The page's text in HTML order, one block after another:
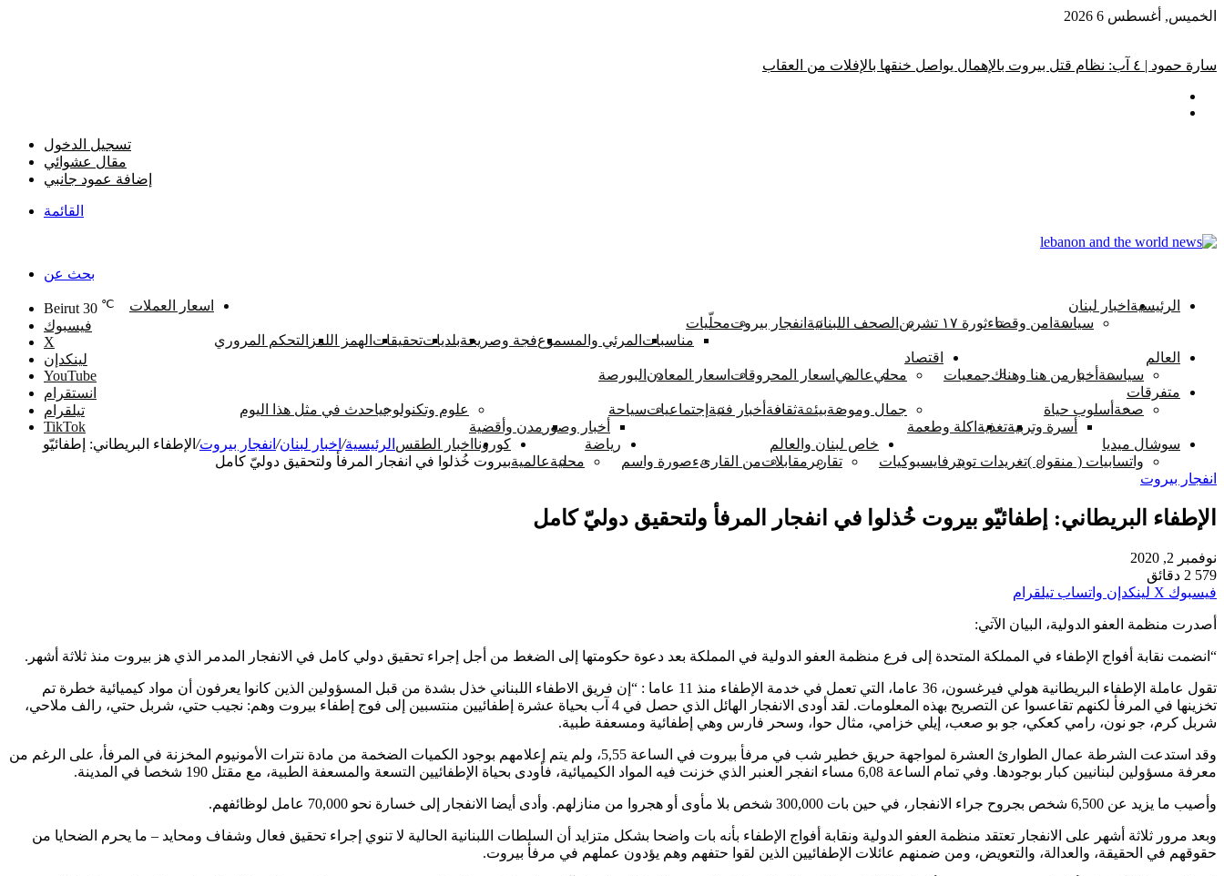
الخميس, أغسطس 6 2026
سارة حمود | ٤ آب: نظام قتل بيروت بالإهمال يواصل خنقها بالإفلات من العقاب
تسجيل الدخول
مقال عشوائي
إضافة عمود جانبي
القائمة
بحث عن
الرئيسية اخبار لبنان
سياسة امن وقضاءثورة ١٧ تشرين الصحف اللبنانية انفجار بيروتمحلّيات
مناسبات المرئي والمسموعفجة وصريحةبلدياتتحقيقات الهمز اللمز التحكم المروري
اسعار العملات
العالم
سياسىة أخبار من هنا وهناكجمعيات
اقتصاد
محليعالمي اسعار المحروقات اسعار المعادن البورصة
متفرقات
صحة أسلوب حياة
أسرة وتربيةتغذية اكلة وطعمة
جمال وموضةبيئــةثقافة أخبار فنية إجتماعياتسياحة
أخبار وصور مدن وأقضية
علوم وتكنولوجياحدث في مثل هذا اليوم
سوشال ميديا
واتسابيات ( منقول )تغريدات تويتر فايسبوكيات
خاص لبنان والعالم
تقارير مقابلاتمن القارىءصورة واسم
رياضة
محليةعالمية
كورونا اخبار الطقس
Beirut 30 ℃
فيسبوك
‫X
لينكدإن
‫YouTube
انستقرام
تيلقرام
‫TikTok
الرئيسية/ اخبار لبنان/ انفجار بيروت/ الإطفاء البريطاني: إطفائيّو
بيروت خُذلوا في انفجار المرفأ ولتحقيق دوليّ كامل
انفجار بيروت
الإطفاء البريطاني: إطفائيّو بيروت خُذلوا في انفجار المرفأ ولتحقيق دوليّ كامل
نوفمبر 2, 2020
579 2 دقائق
فيسبوك ‫X لينكدإن واتساب تيلقرام
أصدرت منظمة العفو الدولية، البيان الآتي:
“انضمت نقابة أفواج الإطفاء في المملكة المتحدة إلى فرع منظمة العفو الدولية في المملكة بعد دعوة حكومتها إلى الضغط من أجل إجراء تحقيق دولي كامل في الانفجار المدمر الذي هز بيروت منذ ثلاثة أشهر.
تقول عاملة الإطفاء البريطانية هولي فيرغسون، 36 عاما، التي تعمل في خدمة الإطفاء منذ 11 عاما : “إن فريق الاطفاء اللبناني خذل بشدة من قبل المسؤولين الذين كانوا يعرفون أن مواد كيميائية خطرة تم
تخزينها في المرفأ لكنهم تقاعسوا عن التصريح بهذه المعلومات. لقد أودى الانفجار الهائل الذي حصل في 4 آب بحياة عشرة إطفائيين منتسبين إلى فوج إطفاء بيروت وهم: نجيب حتي، شربل حتي، رالف ملاحي،
شربل كرم، جو نون، رامي كعكي، جو بو صعب، إيلي خزامي، مثال حوا، وسحر فارس وهي إطفائية ومسعفة طبية.
وقد استدعت الشرطة عمال الطوارئ العشرة لمواجهة حريق خطير شب في مرفأ بيروت في الساعة 5,55، ولم يتم إعلامهم بوجود الكميات الضخمة من مادة نترات الأمونيوم المخزنة في المرفأ، على الرغم من
معرفة مسؤولين لبنانيين كبار بوجودها. وفي تمام الساعة 6,08 مساء انفجر العنبر الذي خزنت فيه المواد الكيميائية، فأودى بحياة الإطفائيين التسعة والمسعفة الطبية، مع مقتل 190 شخصا في المدينة.
وأصيب ما يزيد عن 6,500 شخص بجروح جراء الانفجار، في حين بات 300,000 شخص بلا مأوى أو هجروا من منازلهم. وأدى أيضا الانفجار إلى خسارة نحو 70,000 عامل لوظائفهم.
وبعد مرور ثلاثة أشهر على الانفجار تعتقد منظمة العفو الدولية ونقابة أفواج الإطفاء بأنه بات واضحا بشكل متزايد أن السلطات اللبنانية الحالية لا تنوي إجراء تحقيق فعال وشفاف ومحايد – ما يحرم الضحايا من
حقوقهم في الحقيقة، والعدالة، والتعويض، ومن ضمنهم عائلات الإطفائيين الذين لقوا حتفهم وهم يؤدون عملهم في مرفأ بيروت.